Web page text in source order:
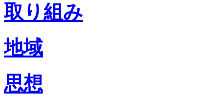
取り組み
地域
思想